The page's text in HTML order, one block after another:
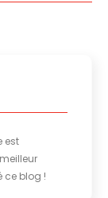
est
ce blog !